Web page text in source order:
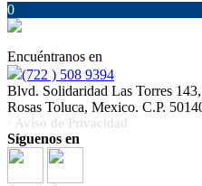
0
Encuéntranos en
(722 ) 508 9394
Blvd. Solidaridad Las Torres
Rosas Toluca, Mexico. C.P.
· Aviso de Privacidad
Síguenos en